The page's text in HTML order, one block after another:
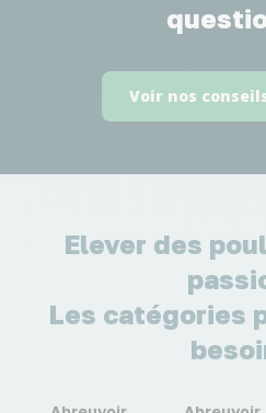
Voir nos
Elever des
Les catégories